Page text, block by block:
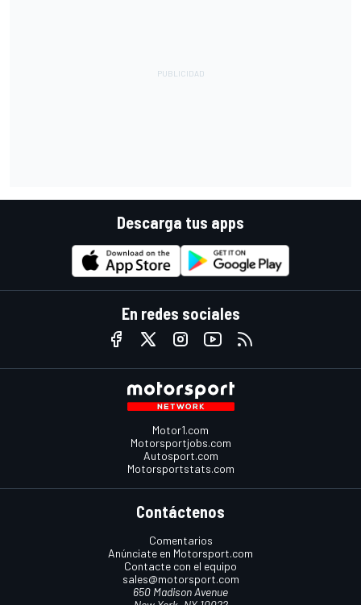
Descarga tus apps
En redes sociales
Motor1.com
Motorsportjobs.com
Autosport.com
Motorsportstats.com
Contáctenos
Comentarios
Anúnciate en Motorsport.com
Contacte con el equipo
sales@motorsport.com
650 Madison Avenue